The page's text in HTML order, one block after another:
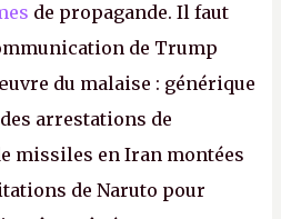
de propagande. Il faut
de Trump
du malaise : générique
arrestations de
missiles en Iran montées
de Naruto pour